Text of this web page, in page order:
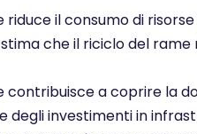
il consumo di
che il riciclo del
contribuisce a coprire la
degli investimenti in